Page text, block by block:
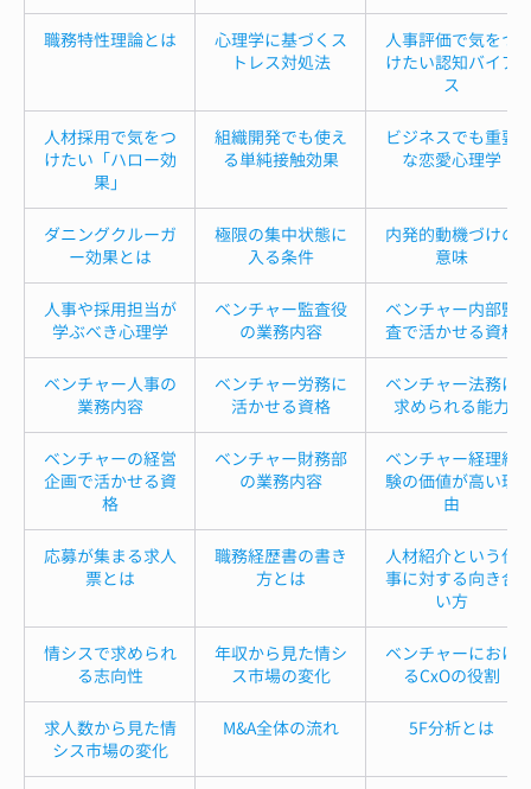
職務特性理論とは
心理学に基づくス
トレス対処法
人事評価で気をつ
けたい認知バイア
ス
人材採用で気をつ
けたい「ハロー効
果」
組織開発でも使え
る単純接触効果
ビジネスでも重要
な恋愛心理学
ダニングクルーガ
ー効果とは
極限の集中状態に
入る条件
内発的動機づけの
意味
人事や採用担当が
学ぶべき心理学
ベンチャー監査役
の業務内容
ベンチャー内部監
査で活かせる資格
ベンチャー人事の
業務内容
ベンチャー労務に
活かせる資格
ベンチャー法務に
求められる能力
ベンチャーの経営
企画で活かせる資
格
ベンチャー財務部
の業務内容
ベンチャー経理経
験の価値が高い理
由
応募が集まる求人
票とは
職務経歴書の書き
方とは
人材紹介という仕
事に対する向き合
い方
情シスで求められ
る志向性
年収から見た情シ
ス市場の変化
ベンチャーにおけ
るCxOの役割
求人数から見た情
シス市場の変化
M&A全体の流れ 5F分析とは